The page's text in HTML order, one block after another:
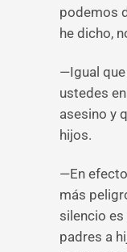
podemos
he dicho,
—Igual
ustedes
asesino y
hijos.
—En
más
silencio es
padres a